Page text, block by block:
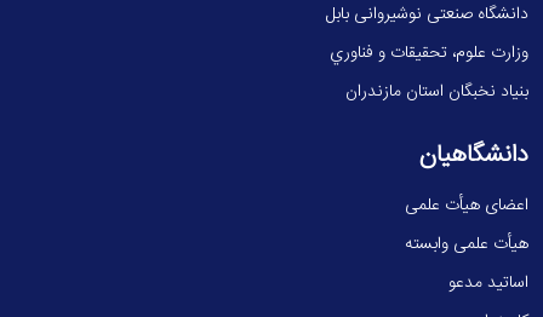
دانشگاه صنعتی نوشیروانی بابل
وزارت علوم، تحقيقات و فناوري
بنیاد نخبگان استان مازندران
دانشگاهیان
اعضای هیأت علمی
هیأت علمی وابسته
اساتید مدعو